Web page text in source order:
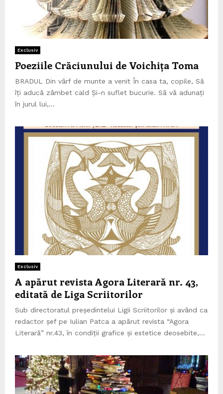
Exclusiv
Poeziile Crăciunului de Voichița Toma
BRADUL Din vârf de munte a venit În casa ta, copile, Să
îți aducă zâmbet cald Și-n suflet bucurie. Să vă adunați
în jurul lui,...
Exclusiv
A apărut revista Agora Literară nr. 43,
editată de Liga Scriitorilor
Sub directoratul președintelui Ligii Scriitorilor și având ca
redactor șef pe Iulian Patca a apărut revista “Agora
Literară” nr.43, în condiții grafice și estetice deosebite,...